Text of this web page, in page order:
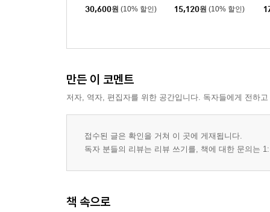
30,600원 (10% 할인) 15,120원 (10% 할인)
만든 이 코멘트
저자, 역자, 편집자를 위한 공간입니다. 독자들에게 전하
접수된 글은 확인을 거쳐 이 곳에 게재됩니다.
독자 분들의 리뷰는 리뷰 쓰기를, 책에 대한 문의는
책 속으로